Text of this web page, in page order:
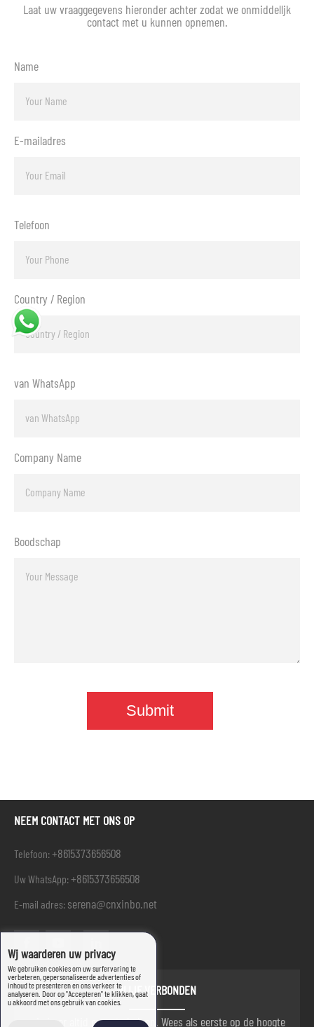
Laat uw vraaggegevens hieronder achter zodat we onmiddellijk
contact met u kunnen opnemen.
Name
E-mailadres
Telefoon
Country / Region
van WhatsApp
Company Name
Boodschap
NEEM CONTACT MET ONS OP
Telefoon:+8615373656508
Uw WhatsApp:+8615373656508
E-mail adres: serena@cnxinbo.net
BLIJF VERBONDEN
wij zijn er altijd om u te helpen. Wees als eerste op de hoogte
Wij waarderen uw privacy
We gebruiken cookies om uw surfervaring te
verbeteren, gepersonaliseerde advertenties of
inhoud te presenteren en ons verkeer te
analyseren. Door op "Accepteren" te klikken, gaat
u akkoord met ons gebruik van cookies.